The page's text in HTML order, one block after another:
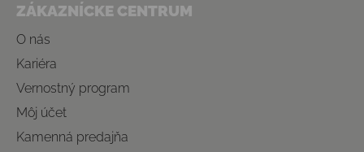
ZÁKAZNÍCKE CENTRUM
O nás
Kariéra
Vernostný program
Môj účet
Kamenná predajňa